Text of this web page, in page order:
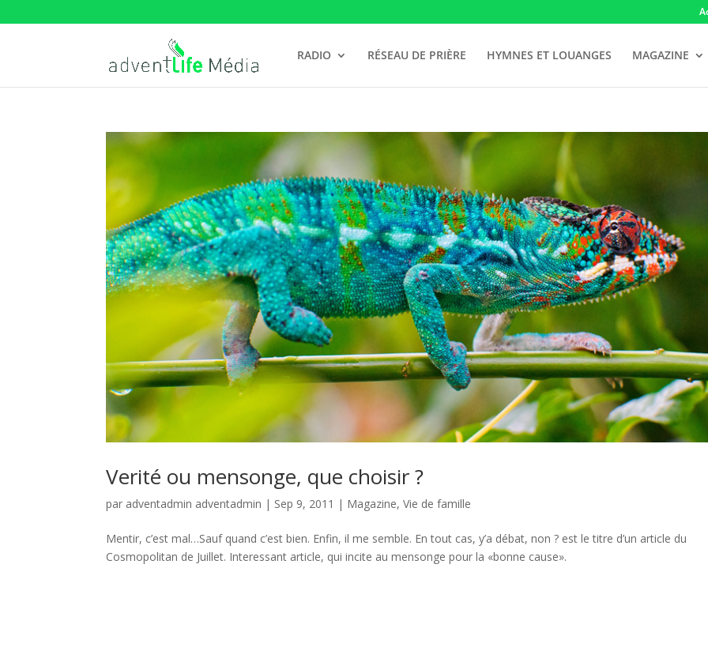
RADIO RÉSEAU DE PRIÈRE HYMNES ET LOUANGES MAGAZINE
Verité ou mensonge, que choisir ?
par adventadmin adventadmin | Sep 9, 2011 | Magazine,Vie de famille
Mentir, c’est mal…Sauf quand c’est bien. Enfin, il me semble. En tout cas, y’a débat, non ? est le titre d’un article du
Cosmopolitan de Juillet. Interessant article, qui incite au mensonge pour la «bonne cause».